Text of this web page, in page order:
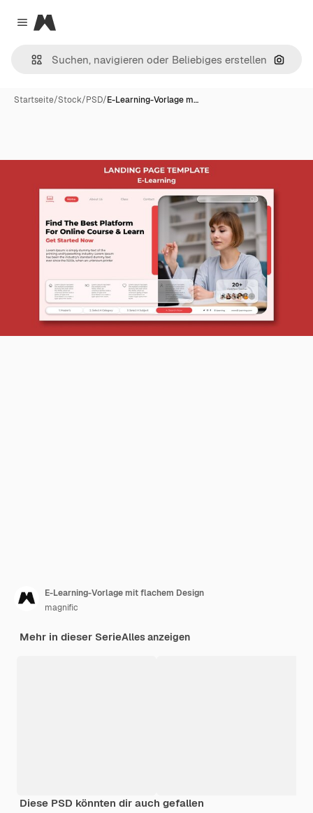
Close menu
Magnific
Nach
Startseite/Stock/PSD/E-Learning-Vorlage m…
E-Learning-Vorlage mit flachem Design
magnific
Mehr in dieser SerieAlles anzeigen
Diese PSD könnten dir auch gefallen